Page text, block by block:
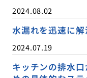
2024.08.02
水漏れを迅速に
2024.07.19
キッチンの排水